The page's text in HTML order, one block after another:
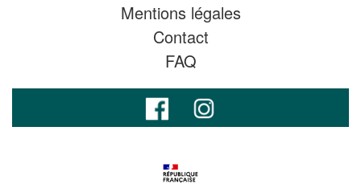
Mentions légales
Contact
FAQ